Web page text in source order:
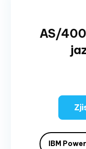
AS/
IBM